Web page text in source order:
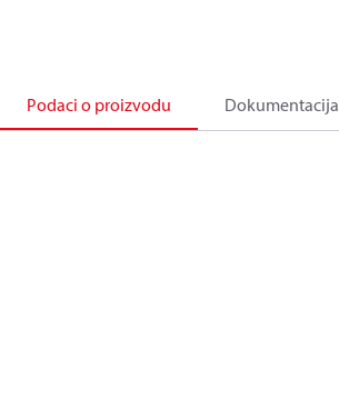
Podaci o proizvodu Dokumentacija